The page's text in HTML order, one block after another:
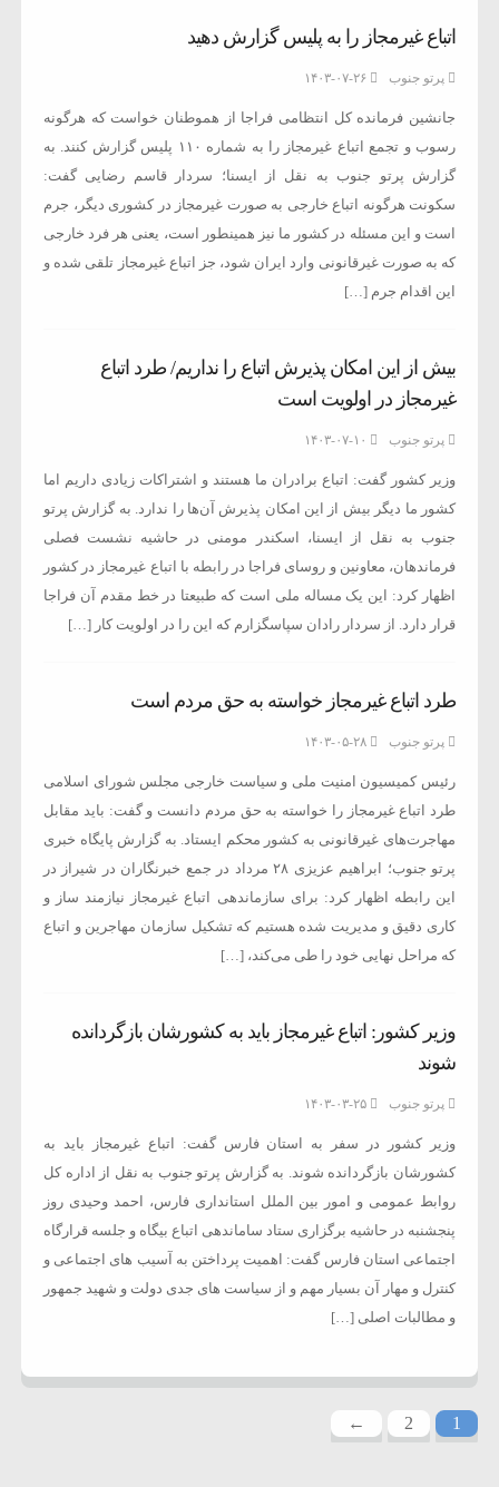
اتباع غیرمجاز را به پلیس گزارش دهید
پرتو جنوب ۱۴۰۳-۰۷-۲۶
جانشین فرمانده کل انتظامی فراجا از هموطنان خواست که هرگونه
رسوب و تجمع اتباع غیرمجاز را به شماره ۱۱۰ پلیس گزارش کنند. به
گزارش پرتو جنوب به نقل از ایسنا؛ سردار قاسم رضایی گفت:
سکونت هرگونه اتباع خارجی به صورت غیرمجاز در کشوری دیگر، جرم
است و این مسئله در کشور ما نیز همینطور است، یعنی هر فرد خارجی
که به صورت غیرقانونی وارد ایران شود، جز اتباع غیرمجاز تلقی شده و
این اقدام جرم […]
بیش از این امکان پذیرش اتباع را نداریم/ طرد اتباع
غیرمجاز در اولویت است
پرتو جنوب ۱۴۰۳-۰۷-۱۰
وزیر کشور گفت: اتباع برادران ما هستند و اشتراکات زیادی داریم اما
کشور ما دیگر بیش از این امکان پذیرش آن‌ها را ندارد. به گزارش پرتو
جنوب به نقل از ایسنا، اسکندر مومنی در حاشیه نشست فصلی
فرماندهان، معاونین و روسای فراجا در رابطه با اتباع غیرمجاز در کشور
اظهار کرد: این یک مساله ملی است که طبیعتا در خط مقدم آن فراجا
قرار دارد. از سردار رادان سپاسگزارم که این را در اولویت کار […]
طرد اتباع ‌غیرمجاز خواسته به حق مردم است
پرتو جنوب ۱۴۰۳-۰۵-۲۸
رئیس کمیسیون امنیت ملی و سیاست خارجی مجلس شورای اسلامی
طرد اتباع غیرمجاز را خواسته به حق مردم دانست و گفت: باید مقابل
مهاجرت‌های غیرقانونی به کشور محکم ایستاد. به گزارش پایگاه خبری
پرتو جنوب؛ ابراهیم عزیزی ۲۸ مرداد در جمع خبرنگاران در شیراز در
این رابطه اظهار کرد: برای سازماندهی اتباع غیرمجاز نیازمند ساز و
کاری دقیق و مدیریت شده هستیم که تشکیل سازمان مهاجرین و اتباع
که مراحل نهایی خود را طی می‌کند، […]
وزیر کشور: اتباع غیرمجاز باید به کشورشان بازگردانده
شوند
پرتو جنوب ۱۴۰۳-۰۳-۲۵
وزیر کشور در سفر به استان فارس گفت: اتباع غیرمجاز باید به
کشورشان بازگردانده شوند. به گزارش پرتو جنوب به نقل از اداره کل
روابط عمومی و امور بین الملل استانداری فارس، احمد وحیدی روز
پنجشنبه در حاشیه برگزاری ستاد ساماندهی اتباع بیگاه و جلسه قرارگاه
اجتماعی استان فارس گفت: اهمیت پرداختن به آسیب های اجتماعی و
کنترل و مهار آن بسیار مهم و از سیاست های جدی دولت و شهید جمهور
و مطالبات اصلی […]
1
2
←